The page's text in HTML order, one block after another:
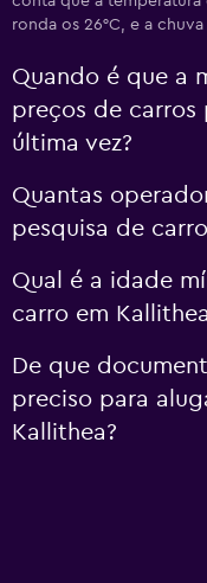
ronda os 26°C, e a
Quando é que a
preços de carros
última vez?
Quantas
pesquisa de
Qual é a idade
carro em
De que
preciso para
Kallithea?